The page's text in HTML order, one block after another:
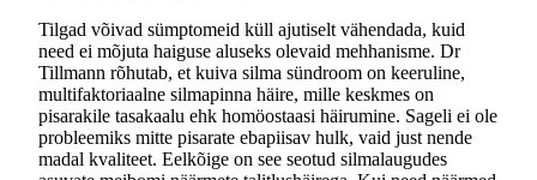
Tilgad võivad sümptomeid küll ajutiselt vähendada, kuid
need ei mõjuta haiguse aluseks olevaid mehhanisme. Dr
Tillmann rõhutab, et kuiva silma sündroom on keeruline,
multifaktoriaalne silmapinna häire, mille keskmes on
pisarakile tasakaalu ehk homöostaasi häirumine. Sageli ei ole
probleemiks mitte pisarate ebapiisav hulk, vaid just nende
madal kvaliteet. Eelkõige on see seotud silmalaugudes